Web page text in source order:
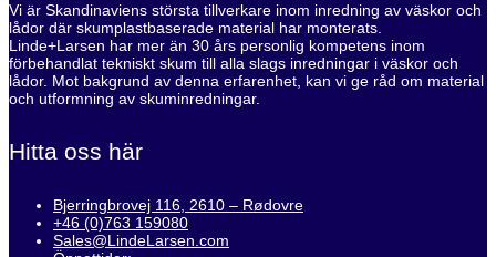
Vi är Skandinaviens största tillverkare inom inredning av väskor och
lådor där skumplastbaserade material har monterats.
Linde+Larsen har mer än 30 års personlig kompetens inom
förbehandlat tekniskt skum till alla slags inredningar i väskor och
lådor. Mot bakgrund av denna erfarenhet, kan vi ge råd om material
och utformning av skuminredningar.
Hitta oss här
Bjerringbrovej 116, 2610 – Rødovre
+46 (0)763 159080
Sales@LindeLarsen.com